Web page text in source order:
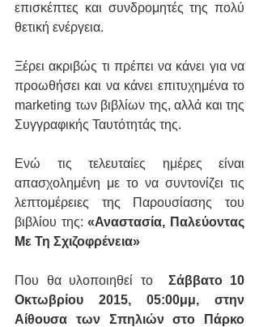
επισκέπτες και συνδρομητές της πολύ
θετική ενέργεια.
Ξέρει ακριβώς τι πρέπει να κάνει για να
προωθήσει και να κάνει επιτυχημένα το
marketing των βιβλίων της, αλλά και της
Συγγραφικής Ταυτότητάς της.
Ενώ τις τελευταίες ημέρες είναι
απασχολημένη με το να συντονίζει τις
λεπτομέρειες της Παρουσίασης του
βιβλίου της: «Αναστασία, Παλεύοντας
Με Τη Σχιζοφρένεια»
Που θα υλοποιηθεί το Σάββατο 10
Οκτωβρίου 2015, 05:00μμ, στην
Αίθουσα των Σπηλιών στο Πάρκο